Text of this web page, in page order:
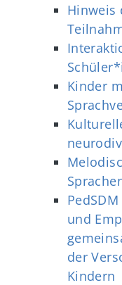
Hinweis
Kinder
und
der
Kindern